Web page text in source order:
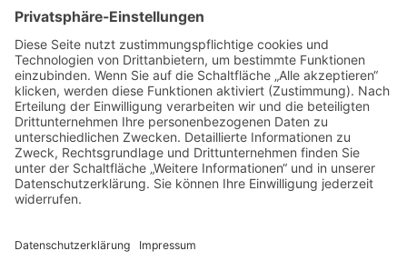
Für Arbeitgeber
Social MediaJungeDIVI
Social Media DIVI